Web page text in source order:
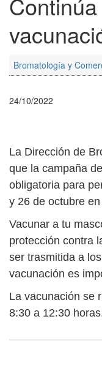
Bromatología y
24/10/2022
La Dirección de
que la campaña
obligatoria para
y 26 de octubre
Vacunar a tu
protección contra
ser trasmitida a
vacunación es
La vacunación se
8:30 a 12:30